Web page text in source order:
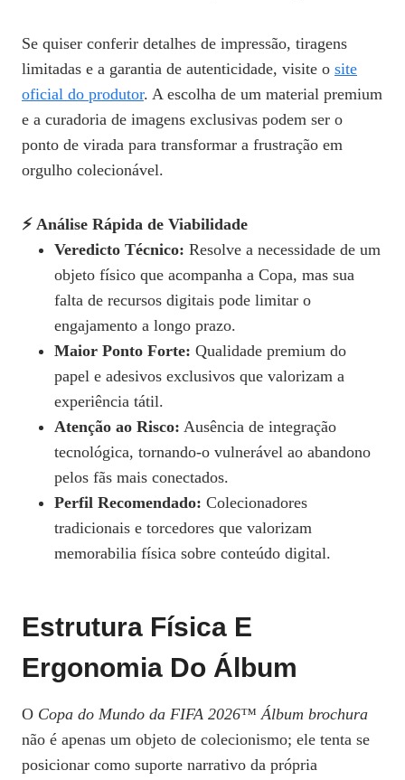
Se quiser conferir detalhes de impressão, tiragens
limitadas e a garantia de autenticidade, visite o site
oficial do produtor. A escolha de um material premium
e a curadoria de imagens exclusivas podem ser o
ponto de virada para transformar a frustração em
orgulho colecionável.
⚡ Análise Rápida de Viabilidade
Veredicto Técnico: Resolve a necessidade de um
objeto físico que acompanha a Copa, mas sua
falta de recursos digitais pode limitar o
engajamento a longo prazo.
Maior Ponto Forte: Qualidade premium do
papel e adesivos exclusivos que valorizam a
experiência tátil.
Atenção ao Risco: Ausência de integração
tecnológica, tornando-o vulnerável ao abandono
pelos fãs mais conectados.
Perfil Recomendado: Colecionadores
tradicionais e torcedores que valorizam
memorabilia física sobre conteúdo digital.
Estrutura Física E
Ergonomia Do Álbum
O Copa do Mundo da FIFA 2026™ Álbum brochura
não é apenas um objeto de colecionismo; ele tenta se
posicionar como suporte narrativo da própria